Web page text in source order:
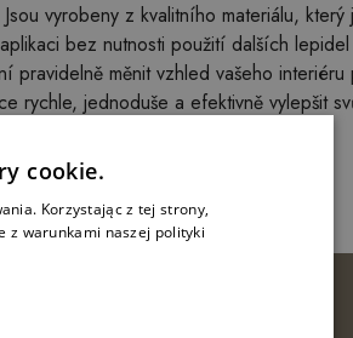
vyrobeny z kvalitního materiálu,
bez nutnosti použití dalších
měnit vzhled vašeho
rychle, jednoduše a efektivně vylepšit
cookie.
Korzystając z tej strony,
z warunkami naszej polityki